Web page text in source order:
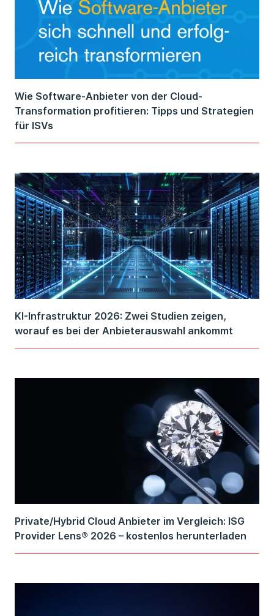
Wie Software-Anbieter von der Cloud-
Transformation profitieren: Tipps und Strategien
für ISVs
KI-Infrastruktur 2026: Zwei Studien zeigen,
worauf es bei der Anbieterauswahl ankommt
Private/Hybrid Cloud Anbieter im Vergleich: ISG
Provider Lens® 2026 – kostenlos herunterladen